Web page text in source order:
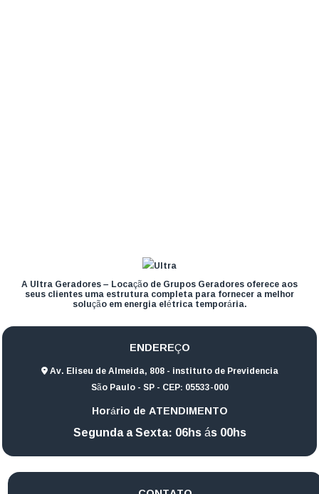
A Ultra Geradores – Locação de Grupos Geradores oferece aos
seus clientes uma estrutura completa para fornecer a melhor
solução em energia elétrica temporária.
ENDEREÇO
Av. Eliseu de Almeida, 808 - instituto de Previdencia
São Paulo - SP - CEP: 05533-000
Horário de ATENDIMENTO
Segunda a Sexta: 06hs ás 00hs